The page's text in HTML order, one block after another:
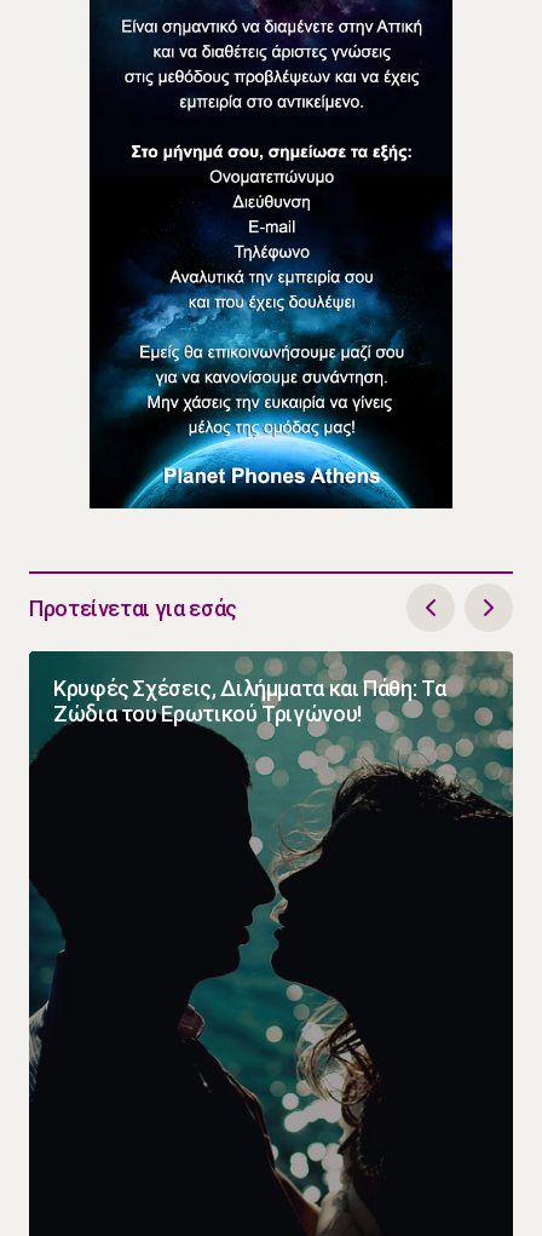
Προτείνεται για εσάς
Κρυφές Σχέσεις, Διλήμματα και Πάθη: Τα
Ζώδια του Ερωτικού Τριγώνου!